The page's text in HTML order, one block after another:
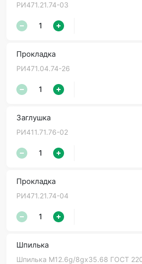
РИ471.21.74-03
Прокладка
РИ471.04.74-26
Заглушка
РИ411.71.76-02
Прокладка
РИ471.21.74-04
Шпилька
Шпилька М12.6g/8gх35.68 ГОСТ